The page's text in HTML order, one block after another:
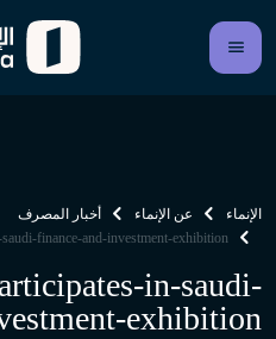
الإنماء عن الإنماء
أخبار المصرف
finance-and-investment-exhibition
in-saudi-
exhibition